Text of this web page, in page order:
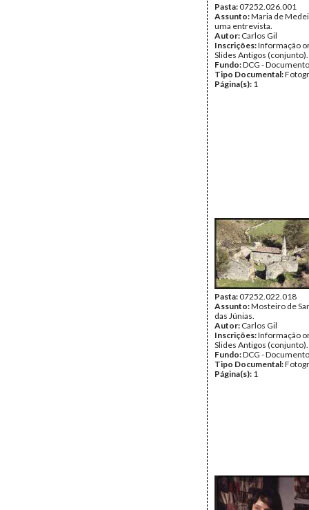
Pasta:07252.026.001
Assunto:Maria de
uma entrevista.
Autor: Carlos Gil
Inscrições:Informação
Slides Antigos (conjunto).
Fundo:DCG -
Tipo Documental:
Página(s): 1
Pasta:07252.022.018
Assunto:Mosteiro de
das Júnias.
Autor: Carlos Gil
Inscrições:Informação
Slides Antigos (conjunto).
Fundo:DCG -
Tipo Documental:
Página(s): 1